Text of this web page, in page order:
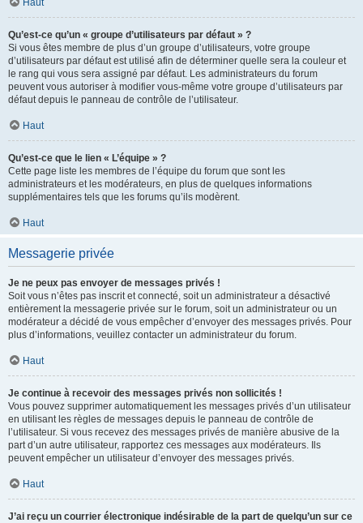
Haut
Qu’est-ce qu’un « groupe d’utilisateurs par défaut » ?
Si vous êtes membre de plus d’un groupe d’utilisateurs, votre groupe
d’utilisateurs par défaut est utilisé afin de déterminer quelle sera la couleur et
le rang qui vous sera assigné par défaut. Les administrateurs du forum
peuvent vous autoriser à modifier vous-même votre groupe d’utilisateurs par
défaut depuis le panneau de contrôle de l’utilisateur.
Haut
Qu’est-ce que le lien « L’équipe » ?
Cette page liste les membres de l’équipe du forum que sont les
administrateurs et les modérateurs, en plus de quelques informations
supplémentaires tels que les forums qu’ils modèrent.
Haut
Messagerie privée
Je ne peux pas envoyer de messages privés !
Soit vous n’êtes pas inscrit et connecté, soit un administrateur a désactivé
entièrement la messagerie privée sur le forum, soit un administrateur ou un
modérateur a décidé de vous empêcher d’envoyer des messages privés. Pour
plus d’informations, veuillez contacter un administrateur du forum.
Haut
Je continue à recevoir des messages privés non sollicités !
Vous pouvez supprimer automatiquement les messages privés d’un utilisateur
en utilisant les règles de messages depuis le panneau de contrôle de
l’utilisateur. Si vous recevez des messages privés de manière abusive de la
part d’un autre utilisateur, rapportez ces messages aux modérateurs. Ils
peuvent empêcher un utilisateur d’envoyer des messages privés.
Haut
J’ai reçu un courrier électronique indésirable de la part de quelqu’un sur ce